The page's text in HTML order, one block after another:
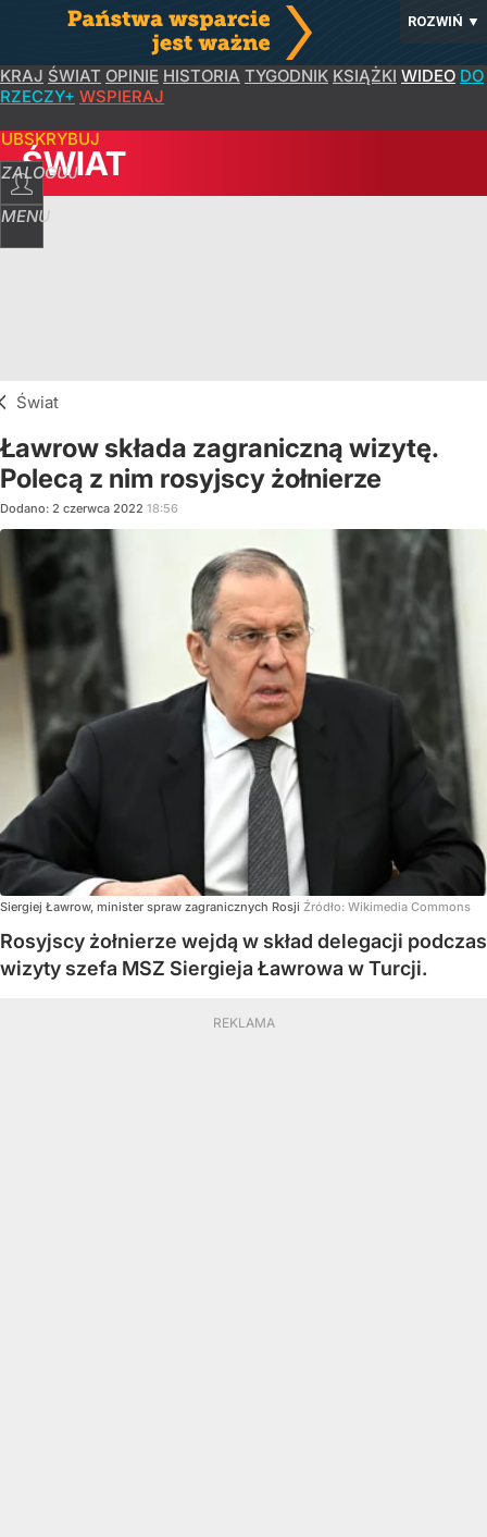
ROZWIŃ ▼
KRAJ ŚWIAT OPINIE HISTORIA TYGODNIK KSIĄŻKI WIDEO DO
RZECZY+ WSPIERAJ
ZALOGUJ
MENU
ŚWIAT
Świat
Ławrow składa zagraniczną wizytę.
Polecą z nim rosyjscy żołnierze
Dodano: 2 czerwca 2022 18:56
Siergiej Ławrow, minister spraw zagranicznych Rosji Źródło: Wikimedia Commons
Rosyjscy żołnierze wejdą w skład delegacji podczas
wizyty szefa MSZ Siergieja Ławrowa w Turcji.